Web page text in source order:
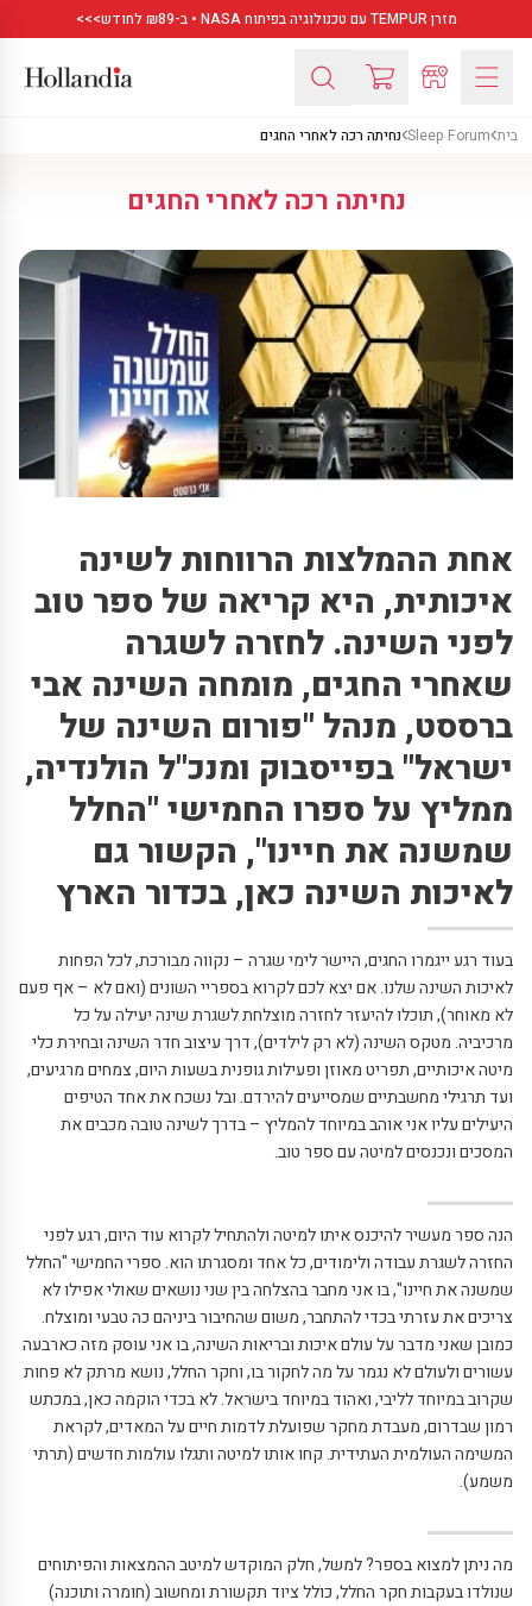
מזרן TEMPUR עם טכנולוגיה בפיתוח NASA • ב-₪89 לחודש>>>
בית Sleep Forum נחיתה רכה לאחרי החגים
נחיתה רכה לאחרי החגים
אחת ההמלצות הרווחות לשינה
איכותית, היא קריאה של ספר טוב
לפני השינה. לחזרה לשגרה
שאחרי החגים, מומחה השינה אבי
ברססט, מנהל "פורום השינה של
ישראל" בפייסבוק ומנכ"ל הולנדיה,
ממליץ על ספרו החמישי "החלל
שמשנה את חיינו", הקשור גם
לאיכות השינה כאן, בכדור הארץ
בעוד רגע ייגמרו החגים, היישר לימי שגרה – נקווה מבורכת, לכל הפחות
לאיכות השינה שלנו. אם יצא לכם לקרוא בספריי השונים (ואם לא – אף פעם
לא מאוחר), תוכלו להיעזר לחזרה מוצלחת לשגרת שינה יעילה על כל
מרכיביה. מטקס השינה (לא רק לילדים), דרך עיצוב חדר השינה ובחירת כלי
מיטה איכותיים, תפריט מאוזן ופעילות גופנית בשעות היום, צמחים מרגיעים,
ועד תרגילי מחשבתיים שמסייעים להירדם. ובל נשכח את אחד הטיפים
היעילים עליו אני אוהב במיוחד להמליץ – בדרך לשינה טובה מכבים את
המסכים ונכנסים למיטה עם ספר טוב.
הנה ספר מעשיר להיכנס איתו למיטה ולהתחיל לקרוא עוד היום, רגע לפני
החזרה לשגרת עבודה ולימודים, כל אחד ומסגרתו הוא. ספרי החמישי "החלל
שמשנה את חיינו", בו אני מחבר בהצלחה בין שני נושאים שאולי אפילו לא
צריכים את עזרתי בכדי להתחבר, משום שהחיבור ביניהם כה טבעי ומוצלח.
כמובן שאני מדבר על עולם איכות ובריאות השינה, בו אני עוסק מזה כארבעה
עשורים ולעולם לא נגמר על מה לחקור בו, וחקר החלל, נושא מרתק לא פחות
שקרוב במיוחד לליבי, ואהוד במיוחד בישראל. לא בכדי הוקמה כאן, במכתש
רמון שבדרום, מעבדת מחקר שפועלת לדמות חיים על המאדים, לקראת
המשימה העולמית העתידית. קחו אותו למיטה ותגלו עולמות חדשים (תרתי
משמע).
מה ניתן למצוא בספר? למשל, חלק המוקדש למיטב ההמצאות והפיתוחים
שנולדו בעקבות חקר החלל, כולל ציוד תקשורת ומחשוב (חומרה ותוכנה)